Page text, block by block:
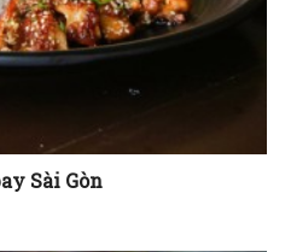
Sài Gòn